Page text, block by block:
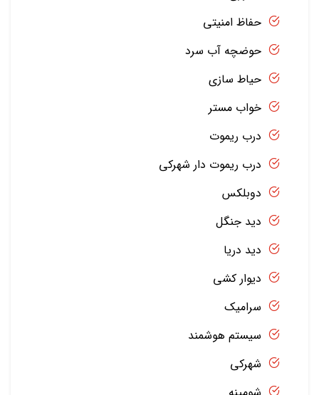
حفاظ امنیتی
حوضچه آب سرد
حیاط سازی
خواب مستر
درب ریموت
درب ریموت دار شهرکی
دوبلکس
دید جنگل
دید دریا
دیوار کشی
سرامیک
سیستم هوشمند
شهرکی